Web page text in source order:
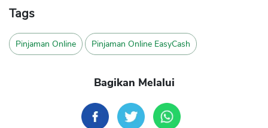
Tags
Pinjaman Online Pinjaman Online EasyCash
Bagikan Melalui